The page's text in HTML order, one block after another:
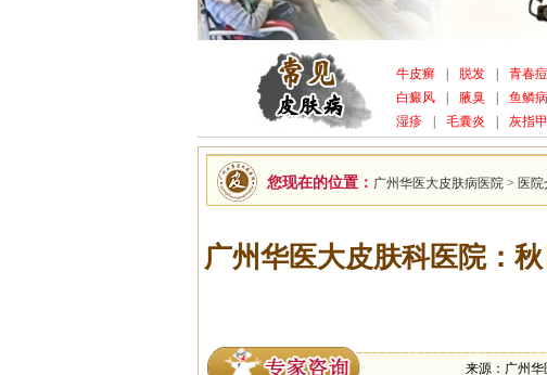
牛皮癣 脱发 青春痘
白癜风
腋臭 鱼鳞病
湿疹
毛囊炎 灰指甲
您现在的位置： 广州华医大皮肤病医院 > 医院
广州华医大皮肤科医院：
来源：广州